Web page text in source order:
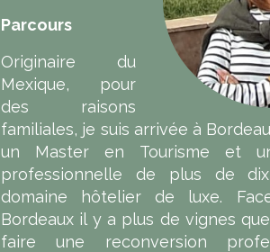
Parcours
Originaire du
Mexique, pour
des raisons
familiales, je suis arrivée à
un Master en Tourisme et
professionnelle de plus de
domaine hôtelier de luxe.
Bordeaux il y a plus de vignes que
faire une reconversion